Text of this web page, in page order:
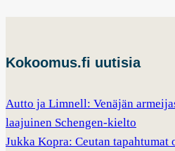
Kokoomus.fi uutisia
Autto ja Limnell: Venäjän
laajuinen Schengen-kielto
Jukka Kopra: Ceutan tapahtumat